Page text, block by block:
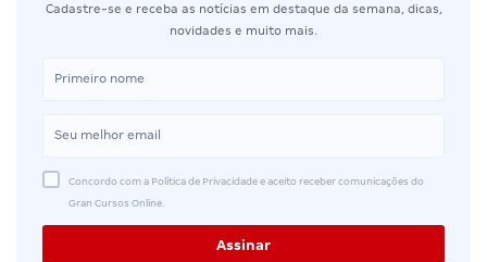
Cadastre-se e receba as notícias em destaque da semana, dicas,
novidades e muito mais.
Concordo com a Política de Privacidade e aceito receber comunicações do
Gran Cursos Online.